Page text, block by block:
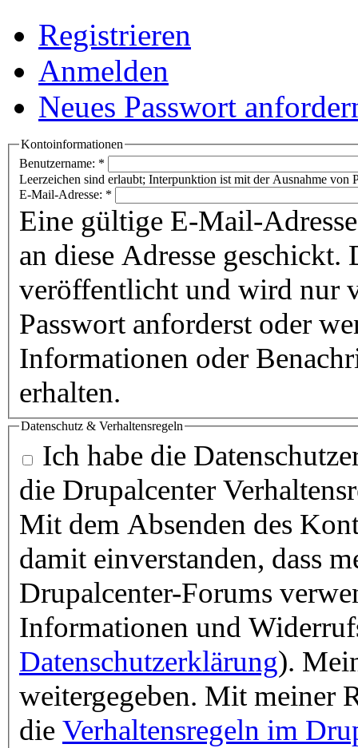
Registrieren
Anmelden
Neues Passwort
Kontoinformationen
Benutzername: *
Leerzeichen sind erlaubt; Interpunktion ist mit der Ausnahme von
E-Mail-Adresse: *
Eine gültige E-Mail-
an diese Adresse
veröffentlicht und wird nur
Passwort anforderst oder
Informationen oder
erhalten.
Datenschutz & Verhaltensregeln
Ich habe die
die Drupalcenter
Mit dem Absenden des
damit einverstanden, dass
Drupalcenter-Forums
Informationen und
Datenschutzerklärung).
weitergegeben. Mit meiner
die Verhaltensregeln im